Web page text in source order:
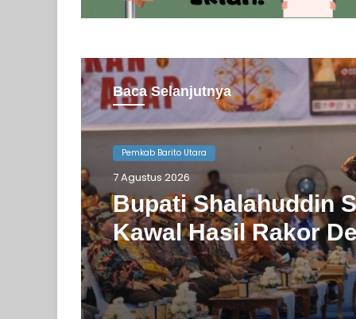
Baca Selanjutnya
Pemkab Barito Utara
7 Agustus 2026
Bupati Shalahuddin
Kawal Hasil Rakor
Pemkab Barito Utara
6 Agustus 2026
Barito Utara Kaji Tiru
Inovasi Unggulan
Bantul